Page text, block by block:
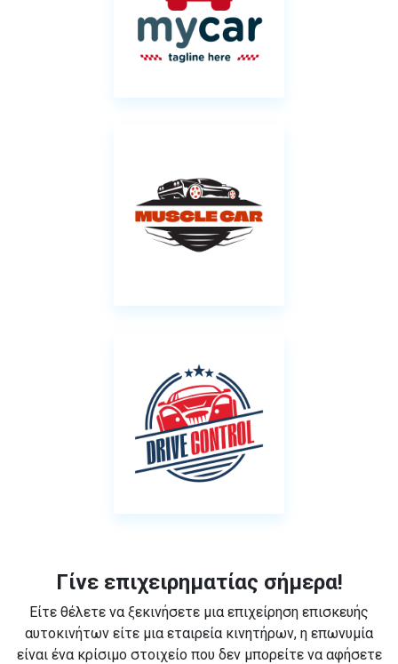
Γίνε επιχειρηματίας σήμερα!
Είτε θέλετε να ξεκινήσετε μια επιχείρηση επισκευής
αυτοκινήτων είτε μια εταιρεία κινητήρων, η επωνυμία
είναι ένα κρίσιμο στοιχείο που δεν μπορείτε να αφήσετε